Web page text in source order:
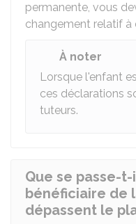
permanente, vous
changement relatif à
À noter
Lorsque l'enfant
ces déclarations
tuteurs.
Que se passe-
bénéficiaire de
dépassent le